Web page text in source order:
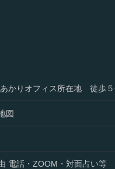
かりオフィス所在地 徒歩５
図
電話・ZOOM・対面占い等